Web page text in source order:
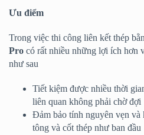
Ưu điểm
Trong việc thi công liên kết thép
Pro có rất nhiều những lợi ích hơn
như sau
Tiết kiệm được nhiều thời
liên quan không phải chờ đợi
Đảm bảo tính nguyên vẹn và
tông và cốt thép như ban đầu